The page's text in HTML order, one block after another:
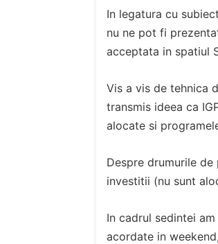
In legatura cu
nu ne pot fi
acceptata in spatiul
Vis a vis de tehnica
transmis ideea ca
alocate si
Despre drumurile
investitii (nu sunt
In cadrul sedintei
acordate in